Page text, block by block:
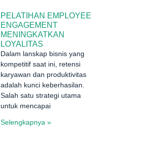
PELATIHAN EMPLOYEE
ENGAGEMENT
MENINGKATKAN
LOYALITAS
Dalam lanskap bisnis yang
kompetitif saat ini, retensi
karyawan dan produktivitas
adalah kunci keberhasilan.
Salah satu strategi utama
untuk mencapai
Selengkapnya »